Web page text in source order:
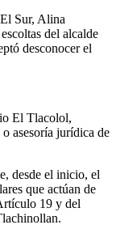
Sur, Alina
del alcalde
desconocer el
El Tlacolol,
asesoría jurídica de
desde el inicio, el
que actúan de
19 y del